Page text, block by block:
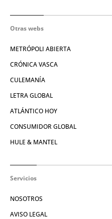
Otras webs
METRÓPOLI ABIERTA
CRÓNICA VASCA
CULEMANÍA
LETRA GLOBAL
ATLÁNTICO HOY
CONSUMIDOR GLOBAL
HULE & MANTEL
Servicios
NOSOTROS
AVISO LEGAL